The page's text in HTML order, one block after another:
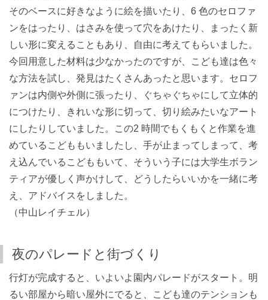
そのベースに好きなように絵を描いたり、6 色のセロファ
ンをはったり、はさみを使って穴をあけたり、まったく新
しい形に変えることもあり、自由に考えてもらいました。
今回用意した材料は少なかったのですが、こども達は色々
な方法を試し、発見はたくさんあったと思います。セロフ
ァンは内側や外側に張ったり、ぐちゃぐちゃにして立体的
につけたり、きれいな形に切って、切り絵みたいなアート
にしたりしていました。この2 時間でもくもくと作業を進
めているこどももいましたし、手が止まってしまって、考
え込んでいるこどももいて、そういう子には大学生ボラン
ティアが優しく声かけして、どうしたらいいかを一緒に考
え、アドバイスをしました。
（中山レイチェル）
夜のパレードと街づくり
行灯が完成すると、いよいよ園内パレードがスタート。明
るい部屋から暗い屋外にでると、こども達のテンションも